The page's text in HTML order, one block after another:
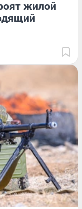
жилой